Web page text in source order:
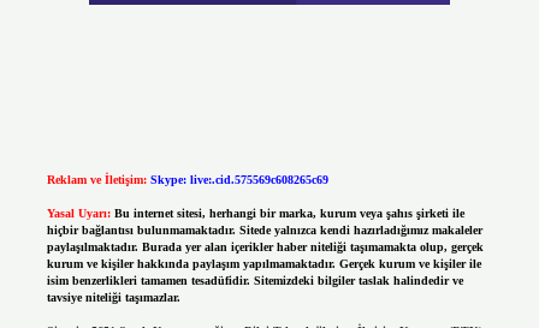
Reklam ve İletişim: Skype: live:.cid.575569c608265c69
Yasal Uyarı: Bu internet sitesi, herhangi bir marka, kurum veya şahıs şirketi ile
hiçbir bağlantısı bulunmamaktadır. Sitede yalnızca kendi hazırladığımız makaleler
paylaşılmaktadır. Burada yer alan içerikler haber niteliği taşımamakta olup, gerçek
kurum ve kişiler hakkında paylaşım yapılmamaktadır. Gerçek kurum ve kişiler ile
isim benzerlikleri tamamen tesadüfidir. Sitemizdeki bilgiler taslak halindedir ve
tavsiye niteliği taşımazlar.